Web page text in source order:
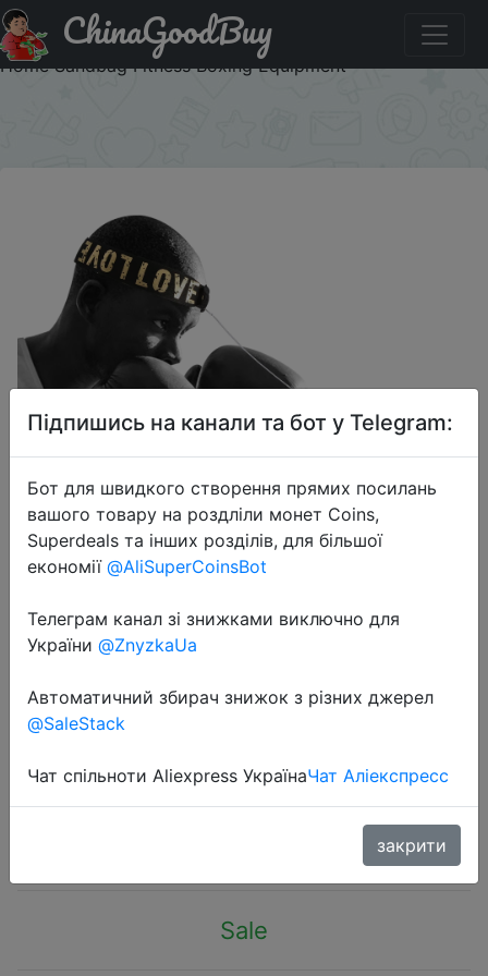
Купити на розпродажі Boxing Speed Ball Head-mounted
PU Punch ball MMA Sanda Training Hand Eye Reaction
Home Sandbag Fitness Boxing Equipment
ChinaGoodBuy
2023-11-13
PU Punch ball MMA Sanda Training
Hand Eye Reaction Home Sandbag
Fitness Boxing Equipment
Sale
Підпишись на канали та бот у Telegram:
Бот для швидкого створення прямих посилань
вашого товару на роздліли монет Coins,
Superdeals та інших розділів, для більшої
економії @AliSuperCoinsBot
Телеграм канал зі знижками виключно для
України @ZnyzkaUa
Автоматичний збирач знижок з різних джерел
@SaleStack
Чат спільноти Aliexpress УкраїнаЧат Аліекспресс
закрити